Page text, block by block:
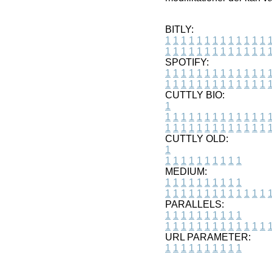
BITLY:
1 1 1 1 1 1 1 1 1 1 1 1 1 1
1 1 1 1 1 1 1 1 1 1 1 1 1 1
SPOTIFY:
1 1 1 1 1 1 1 1 1 1 1 1 1 1
1 1 1 1 1 1 1 1 1 1 1 1 1 1
CUTTLY BIO:
1
1 1 1 1 1 1 1 1 1 1 1 1 1 1
1 1 1 1 1 1 1 1 1 1 1 1 1 1
CUTTLY OLD:
1
1 1 1 1 1 1 1 1 1 1
MEDIUM:
1 1 1 1 1 1 1 1 1 1
1 1 1 1 1 1 1 1 1 1 1 1 1 1
PARALLELS:
1 1 1 1 1 1 1 1 1 1
1 1 1 1 1 1 1 1 1 1 1 1 1 1
URL PARAMETER:
1 1 1 1 1 1 1 1 1 1